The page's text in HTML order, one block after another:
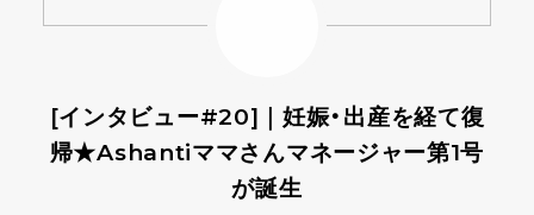
[インタビュー#20]｜妊娠・出産を経て復
帰★Ashantiママさんマネージャー第1号
が誕生